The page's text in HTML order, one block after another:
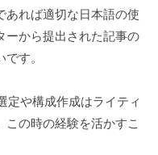
あれば適切な日本語の使
ーから提出された記事の
す。
定や構成作成はライティ
の時の経験を活かすこ